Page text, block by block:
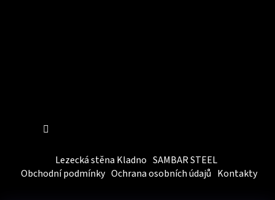
Lezecká stěna Kladno SAMBAR STEEL
Obchodní podmínky Ochrana osobních údajů Kontakty